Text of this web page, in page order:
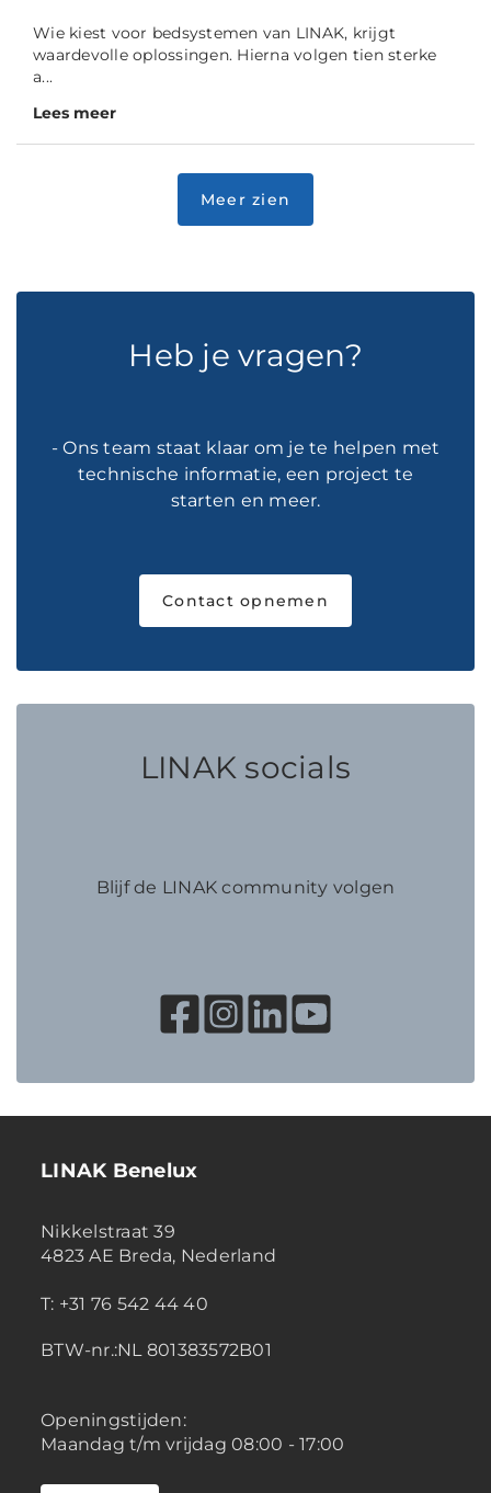
Wie kiest voor bedsystemen van LINAK, krijgt
waardevolle oplossingen. Hierna volgen tien sterke
a...
Lees meer
Heb je vragen?
- Ons team staat klaar om je te helpen met
technische informatie, een project te
starten en meer.
Contact opnemen
LINAK socials
Blijf de LINAK community volgen
LINAK Benelux
Nikkelstraat 39
4823 AE Breda, Nederland
T: +31 76 542 44 40
BTW-nr.:NL 801383572B01
Openingstijden:
Maandag t/m vrijdag 08:00 - 17:00